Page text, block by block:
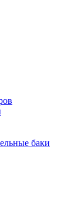
баки